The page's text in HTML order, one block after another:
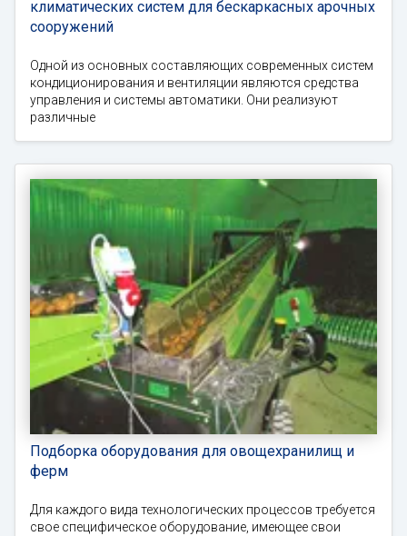
климатических систем для бескаркасных арочных
сооружений
Одной из основных составляющих современных систем
кондиционирования и вентиляции являются средства
управления и системы автоматики. Они реализуют
различные
Подборка оборудования для овощехранилищ и
ферм
Для каждого вида технологических процессов требуется
свое специфическое оборудование, имеющее свои